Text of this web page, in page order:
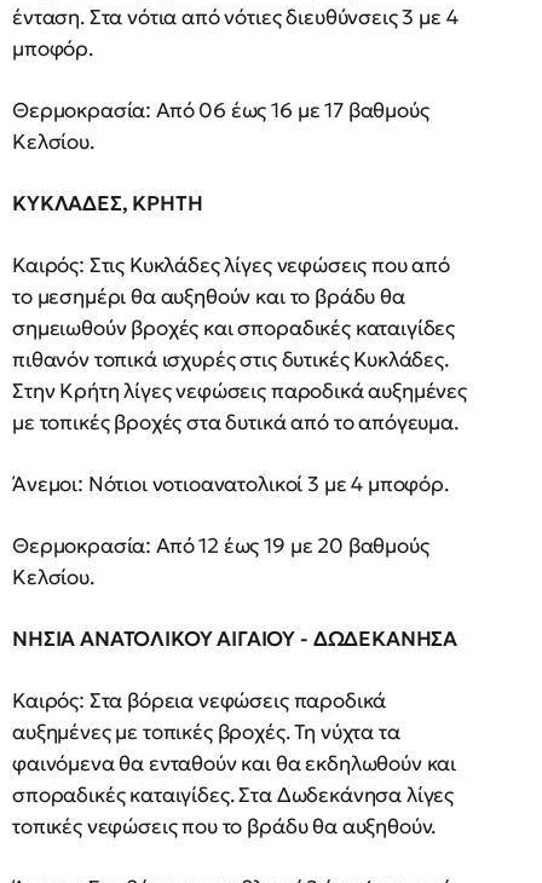
ένταση. Στα νότια από νότιες διευθύνσεις 3 με 4
μποφόρ.
Θερμοκρασία: Από 06 έως 16 με 17 βαθμούς
Κελσίου.
ΚΥΚΛΑΔΕΣ, ΚΡΗΤΗ
Καιρός: Στις Κυκλάδες λίγες νεφώσεις που από
το μεσημέρι θα αυξηθούν και το βράδυ θα
σημειωθούν βροχές και σποραδικές καταιγίδες
πιθανόν τοπικά ισχυρές στις δυτικές Κυκλάδες.
Στην Κρήτη λίγες νεφώσεις παροδικά αυξημένες
με τοπικές βροχές στα δυτικά από το απόγευμα.
Άνεμοι: Νότιοι νοτιοανατολικοί 3 με 4 μποφόρ.
Θερμοκρασία: Από 12 έως 19 με 20 βαθμούς
Κελσίου.
ΝΗΣΙΑ ΑΝΑΤΟΛΙΚΟΥ ΑΙΓΑΙΟΥ - ΔΩΔΕΚΑΝΗΣΑ
Καιρός: Στα βόρεια νεφώσεις παροδικά
αυξημένες με τοπικές βροχές. Τη νύχτα τα
φαινόμενα θα ενταθούν και θα εκδηλωθούν και
σποραδικές καταιγίδες. Στα Δωδεκάνησα λίγες
τοπικές νεφώσεις που το βράδυ θα αυξηθούν.